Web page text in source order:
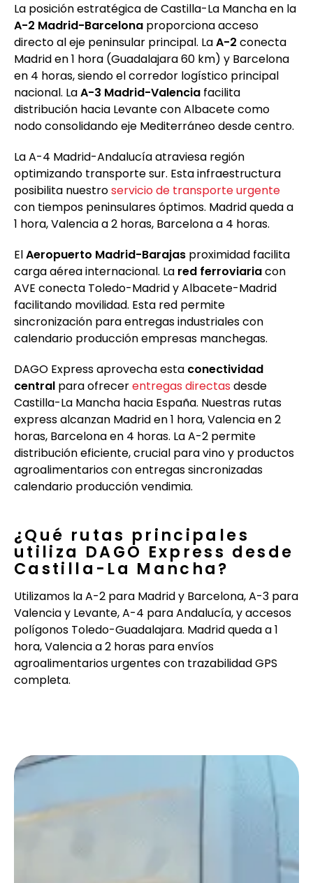
La posición estratégica de Castilla-La Mancha en la
A-2 Madrid-Barcelona proporciona acceso
directo al eje peninsular principal. LaA-2 conecta
Madrid en 1 hora (Guadalajara 60 km) y Barcelona
en 4 horas, siendo el corredor logístico principal
nacional. LaA-3 Madrid-Valencia facilita
distribución hacia Levante con Albacete como
nodo consolidando eje Mediterráneo desde centro.
La A-4 Madrid-Andalucía atraviesa región
optimizando transporte sur. Esta infraestructura
posibilita nuestroservicio de transporte urgente
con tiempos peninsulares óptimos. Madrid queda a
1 hora, Valencia a 2 horas, Barcelona a 4 horas.
ElAeropuerto Madrid-Barajas proximidad facilita
carga aérea internacional. La red ferroviariacon
AVE conecta Toledo-Madrid y Albacete-Madrid
facilitando movilidad. Esta red permite
sincronización para entregas industriales con
calendario producción empresas manchegas.
DAGO Express aprovecha esta conectividad
central para ofrecerentregas directas desde
Castilla-La Mancha hacia España. Nuestras rutas
express alcanzan Madrid en 1 hora, Valencia en 2
horas, Barcelona en 4 horas. La A-2 permite
distribución eficiente, crucial para vino y productos
agroalimentarios con entregas sincronizadas
calendario producción vendimia.
¿Qué rutas principales
utiliza DAGO Express desde
Castilla-La Mancha?
Utilizamos la A-2 para Madrid y Barcelona, A-3 para
Valencia y Levante, A-4 para Andalucía, y accesos
polígonos Toledo-Guadalajara. Madrid queda a 1
hora, Valencia a 2 horas para envíos
agroalimentarios urgentes con trazabilidad GPS
completa.